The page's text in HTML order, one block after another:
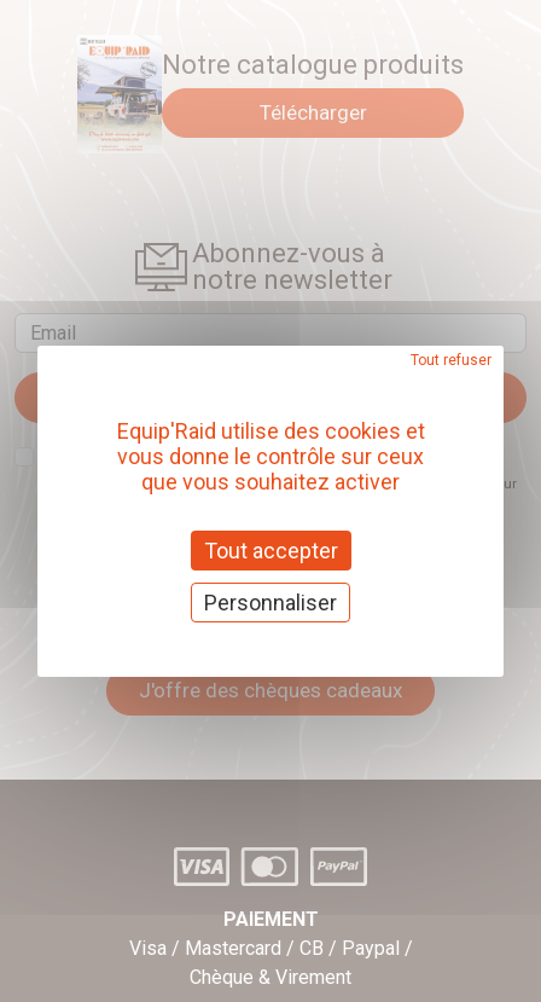
Notre catalogue produits
Télécharger
Abonnez-vous à
notre newsletter
Email
J'accepte que l'ouverture des newsletters soit mesurée, afin de mieux
comprendre les sujets qui m'intéressent et d'améliorer les contenus
proposés. Ce choix est modifiable à tout moment et reste sans incidence sur
Offrez nos chèques
J'offre des chèques cadeaux
PAIEMENT
Visa / Mastercard / CB / Paypal /
Chèque & Virement
Equip'Raid utilise des cookies et
vous donne le contrôle sur ceux
que vous souhaitez activer
Tout accepter
Tout refuser
Personnaliser